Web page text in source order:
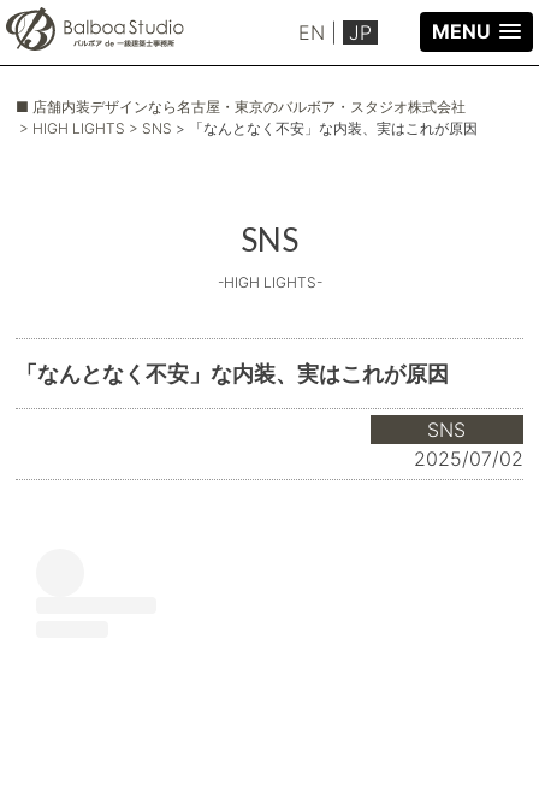
EN JP MENU
■ 店舗内装デザインなら名古屋・東京のバルボア・スタジオ株式会社
> HIGH LIGHTS > SNS > 「なんとなく不安」な内装、実はこれが原因
SNS
-HIGH LIGHTS-
「なんとなく不安」な内装、実はこれが原因
SNS
2025/07/02